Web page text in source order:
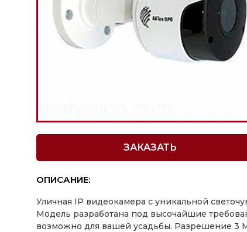
ЗАКАЗАТЬ
ОПИСАНИЕ:
Уличная IP видеокамера с уникальной
Модель разработана под высочайшие
возможно для вашей усадьбы. Разрешение 3